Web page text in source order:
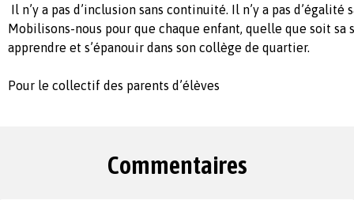
Il n’y a pas d’inclusion sans continuité. Il n’y a pas d’égalité
Mobilisons-nous pour que chaque enfant, quelle que soit sa
apprendre et s’épanouir dans son collège de quartier.
Pour le collectif des parents d’élèves
Commentaires